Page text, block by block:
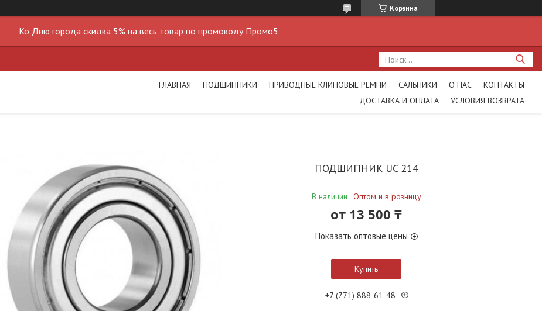
Корзина
Ко Дню города скидка 5% на весь товар по промокоду Промо5
ГЛАВНАЯ ПОДШИПНИКИ ПРИВОДНЫЕ КЛИНОВЫЕ РЕМНИ САЛЬНИКИ О НАС
КОНТАКТЫ
ДОСТАВКА И ОПЛАТА
УСЛОВИЯ ВОЗВРАТА
ПОДШИПНИК UC 214
В наличии Оптом и в розницу
от 13 500 ₸
Показать оптовые цены
Купить
+7 (771) 888-61-48